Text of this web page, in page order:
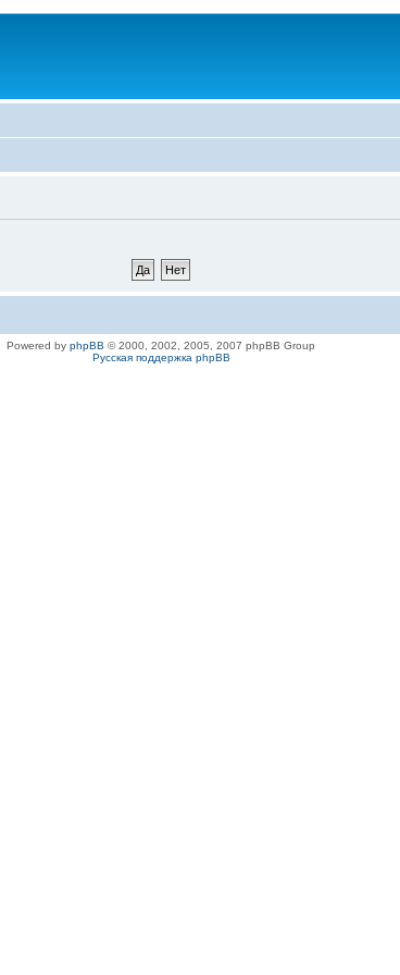
Powered by phpBB © 2000, 2002, 2005, 2007 phpBB Group
Русская поддержка phpBB